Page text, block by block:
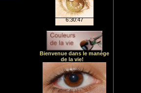
Bienvenue dans le manége
de la vie!